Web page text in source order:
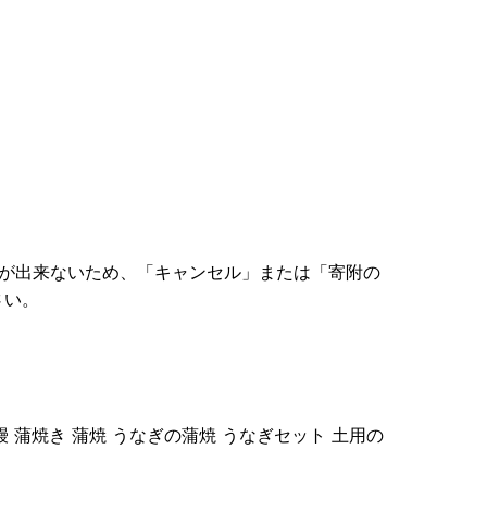
出来ないため、「キャンセル」または「寄附の
。
蒲焼き 蒲焼 うなぎの蒲焼 うなぎセット 土用の